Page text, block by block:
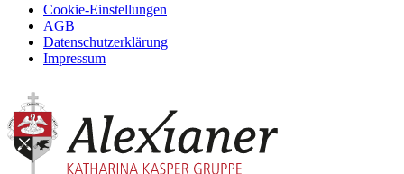
Cookie-Einstellungen
AGB
Datenschutzerklärung
Impressum